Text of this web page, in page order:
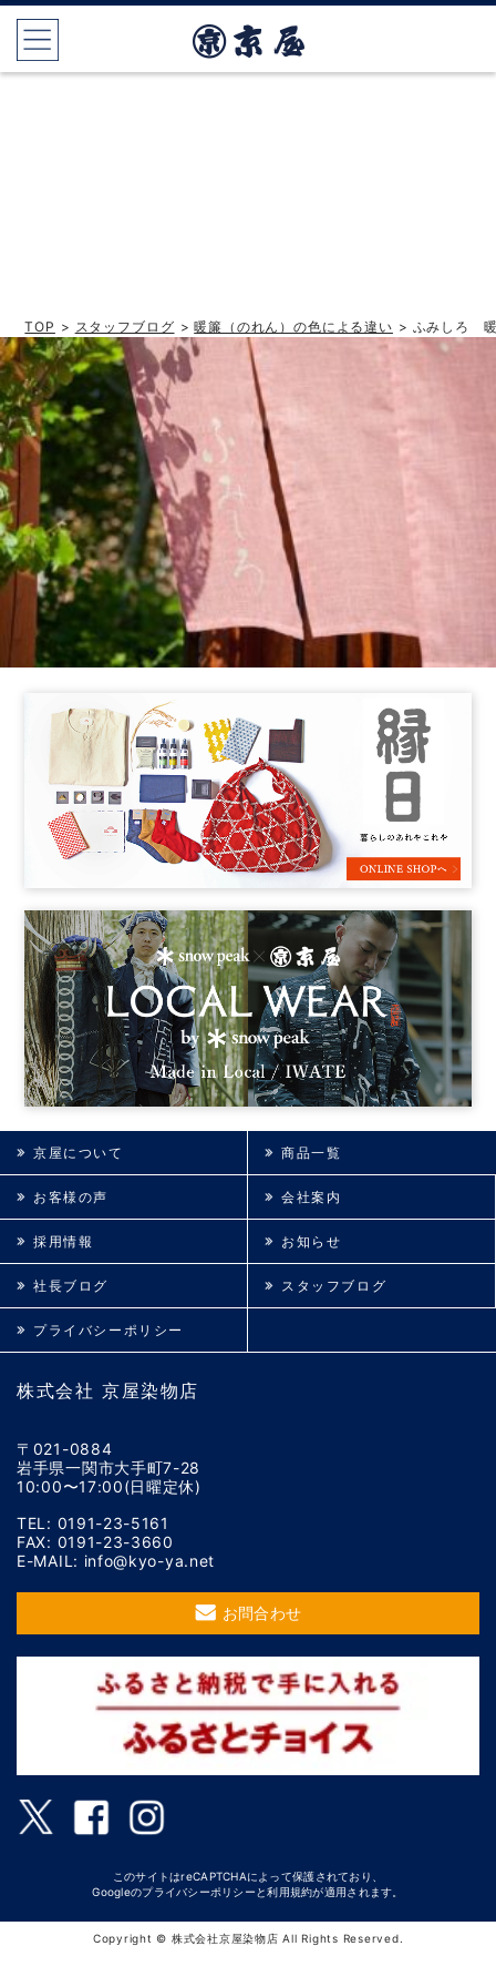
TOP > スタッフブログ >暖簾（のれん）の色による違い > ふみしろ
株式会社 京屋染物店
〒021-0884
岩手県一関市大手町7-28
10:00〜17:00(日曜定休)
TEL: 0191-23-5161
FAX: 0191-23-3660
E-MAIL: info@kyo-ya.net
お問合わせ
京屋について 商品一覧
お客様の声 会社案内
採用情報 お知らせ
社長ブログ スタッフブログ
プライバシーポリシー
このサイトはreCAPTCHAによって保護されており、
Googleのプライバシーポリシー と利用規約が適用されます。
Copyright © 株式会社京屋染物店 All Rights Reserved.